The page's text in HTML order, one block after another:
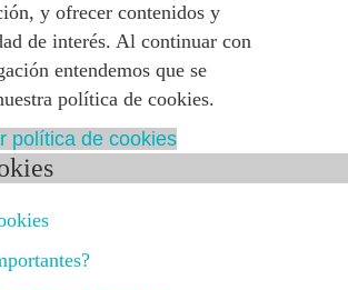
y ofrecer contenidos y
de interés. Al continuar con
entendemos que se
política de cookies.
política de cookies